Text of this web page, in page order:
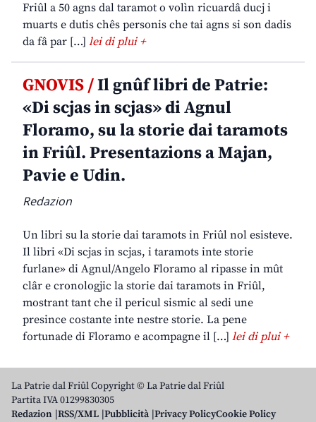
Friûl a 50 agns dal taramot o volìn ricuardâ ducj i
muarts e dutis chês personis che tai agns si son dadis
da fâ par […] lei di plui +
GNOVIS /Il gnûf libri de Patrie:
«Di scjas in scjas» di Agnul
Floramo, su la storie dai taramots
in Friûl. Presentazions a Majan,
Pavie e Udin.
Redazion
Un libri su la storie dai taramots in Friûl nol esisteve.
Il libri «Di scjas in scjas, i taramots inte storie
furlane» di Agnul/Angelo Floramo al ripasse in mût
clâr e cronologjic la storie dai taramots in Friûl,
mostrant tant che il pericul sismic al sedi une
presince costante inte nestre storie. La pene
fortunade di Floramo e acompagne il […] lei di plui +
La Patrie dal Friûl Copyright © La Patrie dal Friûl
Partita IVA 01299830305
Redazion RSS/XML Pubblicità Privacy PolicyCookie Policy